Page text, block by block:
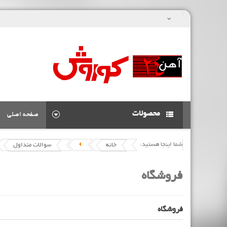
محصولات صفحه اصلی
شما اینجا هستید: خانه سوالات متداول
فروشگاه
فروشگاه